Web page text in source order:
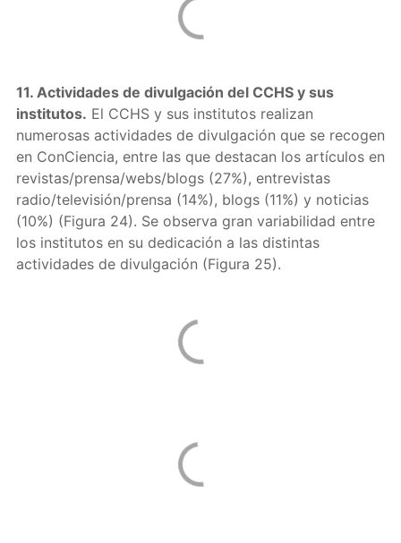
11. Actividades de divulgación del CCHS y sus
institutos. El CCHS y sus institutos realizan
numerosas actividades de divulgación que se recogen
en ConCiencia, entre las que destacan los artículos en
revistas/prensa/webs/blogs (27%), entrevistas
radio/televisión/prensa (14%), blogs (11%) y noticias
(10%) (Figura 24). Se observa gran variabilidad entre
los institutos en su dedicación a las distintas
actividades de divulgación (Figura 25).